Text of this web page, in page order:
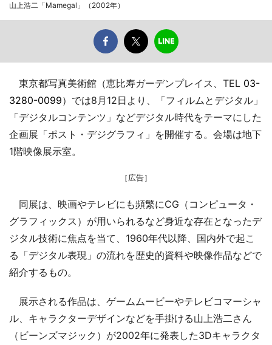
山上浩二「Mamegal」（2002年）
東京都写真美術館（恵比寿ガーデンプレイス、TEL 03-
3280-0099）では8月12日より、「フィルムとデジタル」
「デジタルコンテンツ」などデジタル時代をテーマにした
企画展「ポスト・デジグラフィ」を開催する。会場は地下
1階映像展示室。
［広告］
同展は、映画やテレビにも頻繁にCG（コンピュータ・
グラフィックス）が用いられるなど身近な存在となったデ
ジタル技術に焦点を当て、1960年代以降、国内外で起こ
る「デジタル表現」の流れを歴史的資料や映像作品などで
紹介するもの。
展示される作品は、ゲームムービーやテレビコマーシャ
ル、キャラクターデザインなどを手掛ける山上浩二さん
（ビーンズマジック）が2002年に発表した3Dキャラクタ